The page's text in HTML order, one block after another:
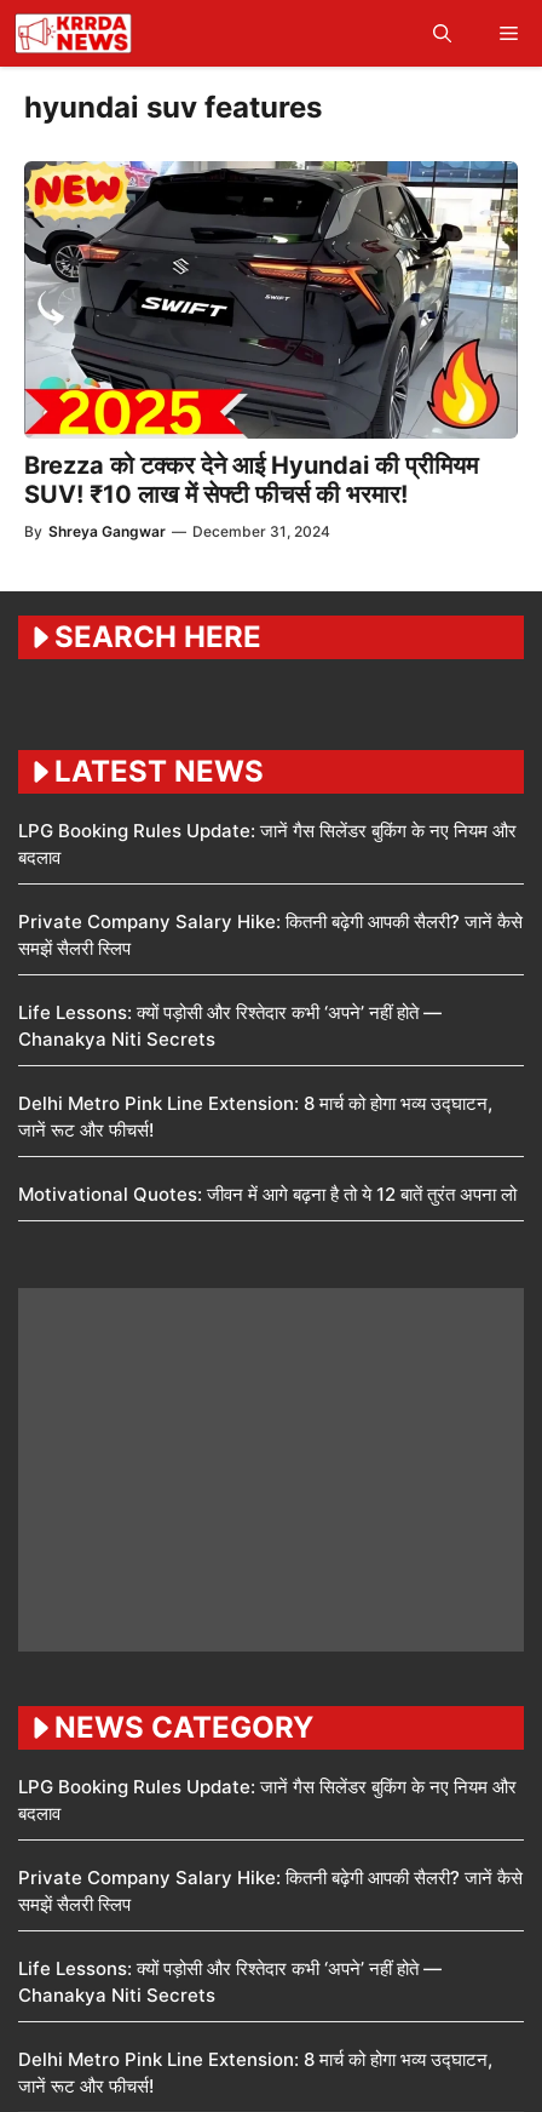
Skip
content
hyundai suv features
Brezza को टक्कर देने आई Hyundai की प्रीमियम
SUV! ₹10 लाख में सेफ्टी फीचर्स की भरमार!
By Shreya Gangwar — December 31, 2024
SEARCH HERE
LATEST NEWS
LPG Booking Rules Update: जानें गैस सिलेंडर बुकिंग के नए नियम और
बदलाव
Private Company Salary Hike: कितनी बढ़ेगी आपकी सैलरी? जानें कैसे
समझें सैलरी स्लिप
Life Lessons: क्यों पड़ोसी और रिश्तेदार कभी ‘अपने’ नहीं होते —
Chanakya Niti Secrets
Delhi Metro Pink Line Extension: 8 मार्च को होगा भव्य उद्घाटन,
जानें रूट और फीचर्स!
Motivational Quotes: जीवन में आगे बढ़ना है तो ये 12 बातें तुरंत अपना लो
NEWS CATEGORY
LPG Booking Rules Update: जानें गैस सिलेंडर बुकिंग के नए नियम और
बदलाव
Private Company Salary Hike: कितनी बढ़ेगी आपकी सैलरी? जानें कैसे
समझें सैलरी स्लिप
Life Lessons: क्यों पड़ोसी और रिश्तेदार कभी ‘अपने’ नहीं होते —
Chanakya Niti Secrets
Delhi Metro Pink Line Extension: 8 मार्च को होगा भव्य उद्घाटन,
जानें रूट और फीचर्स!